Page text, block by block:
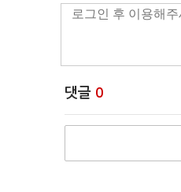
댓글 0